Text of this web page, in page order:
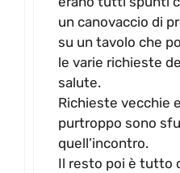
un canovaccio di
su un tavolo che
le varie richieste
salute.
Richieste vecchie
purtroppo sono
quell’incontro.
Il resto poi è tutto